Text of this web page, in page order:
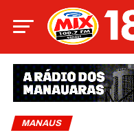
MANAUS